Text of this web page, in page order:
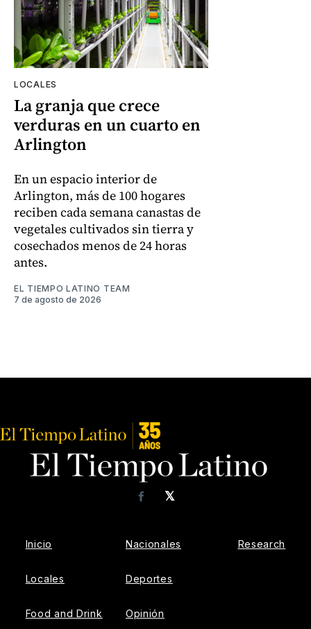
LOCALES
La granja que crece
verduras en un cuarto en
Arlington
En un espacio interior de
Arlington, más de 100 hogares
reciben cada semana canastas de
vegetales cultivados sin tierra y
cosechados menos de 24 horas
antes.
EL TIEMPO LATINO TEAM
7 de agosto de 2026
𝕏
Facebook
Inicio
Locales
Food and Drink
Nacionales
Deportes
Opinión
Research